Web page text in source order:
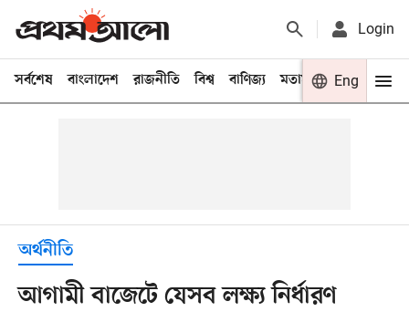
Login
সর্বশেষ বাংলাদেশ রাজনীতি বিশ্ব বাণিজ্য মতামত খেলা
Eng
অর্থনীতি
আগামী বাজেটে যেসব লক্ষ্য নির্ধারণ